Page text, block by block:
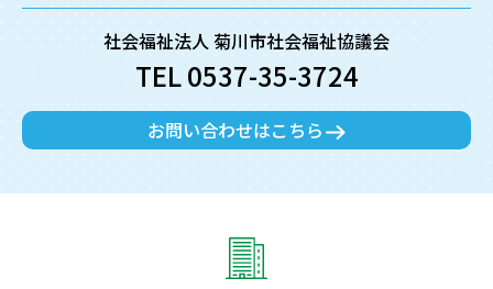
社会福祉法人 菊川市社会福祉協議会
TEL 0537-35-3724
お問い合わせはこちら